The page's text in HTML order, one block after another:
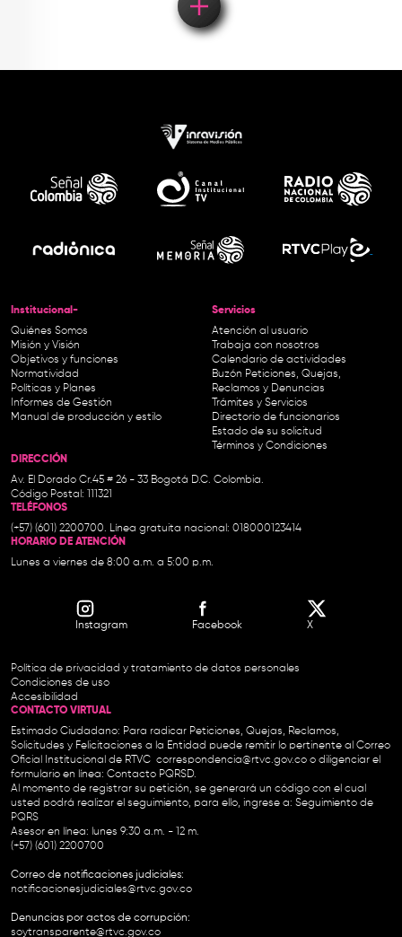
Institucional-
Quiénes Somos
Misión y Visión
Objetivos y funciones
Normatividad
Políticas y Planes
Informes de Gestión
Manual de producción y estilo
Servicios
Atención al usuario
Trabaja con nosotros
Calendario de actividades
Buzón Peticiones, Quejas,
Reclamos y Denuncias
Trámites y Servicios
Directorio de funcionarios
Estado de su solicitud
Términos y Condiciones
DIRECCIÓN
Av. El Dorado Cr.45 # 26 - 33 Bogotá D.C. Colombia.
Código Postal: 111321
TELÉFONOS
(+57) (601) 2200700. Línea gratuita nacional: 018000123414
HORARIO DE ATENCIÓN
Lunes a viernes de 8:00 a.m. a 5:00 p.m.
Instagram Facebook X
Política de privacidad y tratamiento de datos personales
Condiciones de uso
Accesibilidad
CONTACTO VIRTUAL
Estimado Ciudadano: Para radicar Peticiones, Quejas, Reclamos,
Solicitudes y Felicitaciones a la Entidad puede remitir lo pertinente al Correo
Oficial Institucional de RTVC correspondencia@rtvc.gov.co o diligenciar el
formulario en línea: Contacto PQRSD.
Al momento de registrar su petición, se generará un código con el cual
usted podrá realizar el seguimiento, para ello, ingrese a: Seguimiento de
PQRS
Asesor en línea: lunes 9:30 a.m. - 12 m.
(+57) (601) 2200700
Correo de notificaciones judiciales:
notificacionesjudiciales@rtvc.gov.co
Denuncias por actos de corrupción:
soytransparente@rtvc.gov.co